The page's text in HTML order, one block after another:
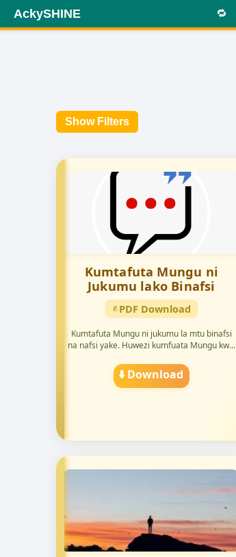
AckySHINE 🔁
Show Filters
Kumtafuta Mungu ni
Jukumu lako Binafsi
PDF Download
Kumtafuta Mungu ni jukumu la mtu binafsi
na nafsi yake. Huwezi kumfuata Mungu kw...
⬇️ Download